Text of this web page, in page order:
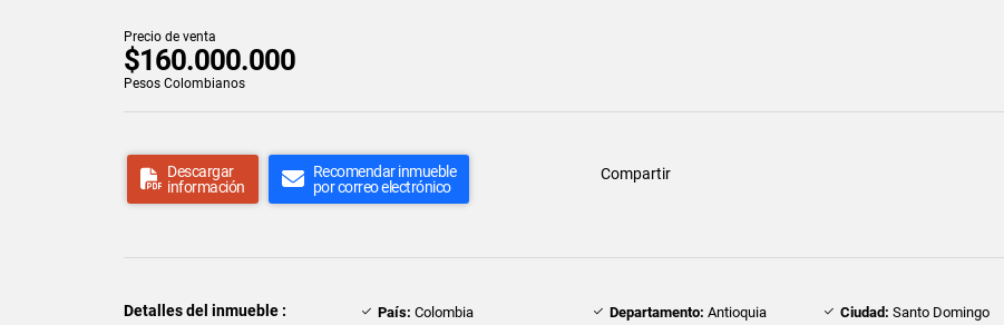
Precio de venta
$160.000.000
Pesos Colombianos
Descargar
información
Recomendar inmueble
por correo electrónico
Compartir
Detalles del inmueble : País: Colombia Departamento: Antioquia Ciudad: Santo Domingo